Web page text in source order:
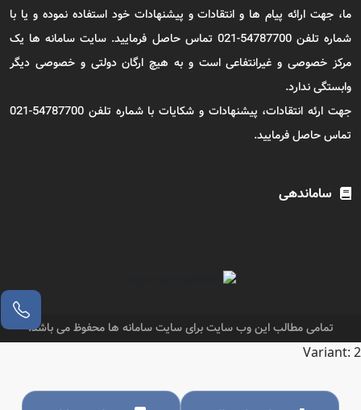
ما، جهت ارائه پیام ها و انتقادات و پیشنهادات خود استفاده نموده و یا با
شماره تلفن 54787700-021 تماس حاصل فرمایید. سایت سامانه ها یک
مرکز خصوصی و غیرانتفاعی است و به هیچ ارگان دولتی و خصوصی دیگر
وابستگی ندارد.
جهت ارئه انتقادات، پیشنهادات و شکایات با شماره تلفن 54787700-021
تماس حاصل فرمایید.
ساماندهی
تمامی مطالب این وب سایت برای سایت سامانه ها محفوظ می باشد.
Variant: 2